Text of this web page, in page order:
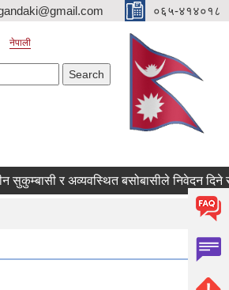
०६५-४१४०१८
नेपाली
र अव्यवस्थित बसोबासीले निवेदन दिने